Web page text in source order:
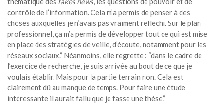
contrôle de l’information. Cela m’a permis de penser à des
choses auxquelles je n’avais pas vraiment réfléchi. Sur le plan
professionnel, ça m’a permis de développer tout ce qui est mise
en place des stratégies de veille, d’écoute, notamment pour les
réseaux sociaux.” Néanmoins, elle regrette : “dans le cadre de
l’exercice de recherche, je suis arrivée au bout de ce que je
voulais établir. Mais pour la partie terrain non. Cela est
clairement dû au manque de temps. Pour faire une étude
intéressante il aurait fallu que je fasse une thèse.”